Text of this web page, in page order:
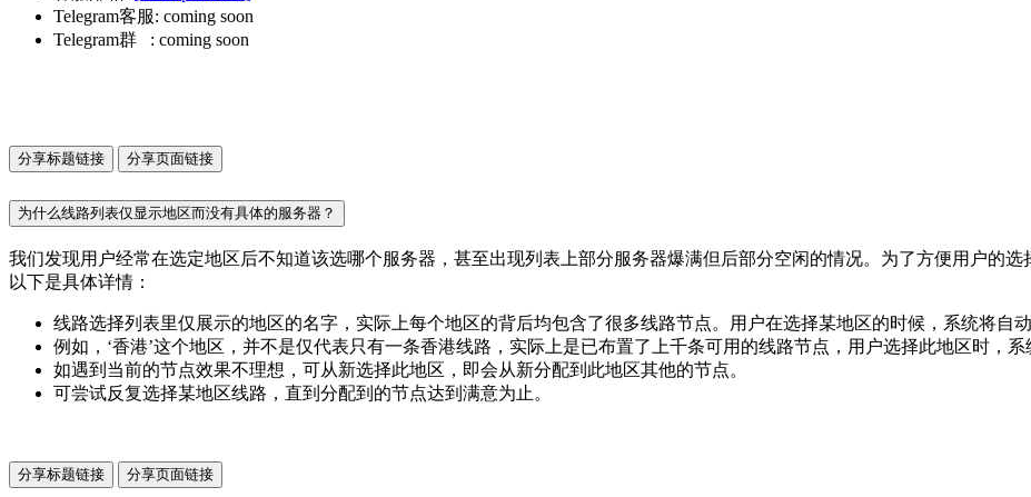
Telegram客服: coming soon
Telegram群 : coming soon
分享标题链接 分享页面链接
为什么线路列表仅显示地区而没有具体的服务器？
我们发现用户经常在选定地区后不知道该选哪个服务器，甚至出现列表上部分服务器爆满但后部分空闲的情况。为了方便用户的选
以下是具体详情：
线路选择列表里仅展示的地区的名字，实际上每个地区的背后均包含了很多线路节点。用户在选择某地区的时候，系统将自
例如，‘香港’这个地区，并不是仅代表只有一条香港线路，实际上是已布置了上千条可用的线路节点，用户选择此地区时，
如遇到当前的节点效果不理想，可从新选择此地区，即会从新分配到此地区其他的节点。
可尝试反复选择某地区线路，直到分配到的节点达到满意为止。
分享标题链接 分享页面链接